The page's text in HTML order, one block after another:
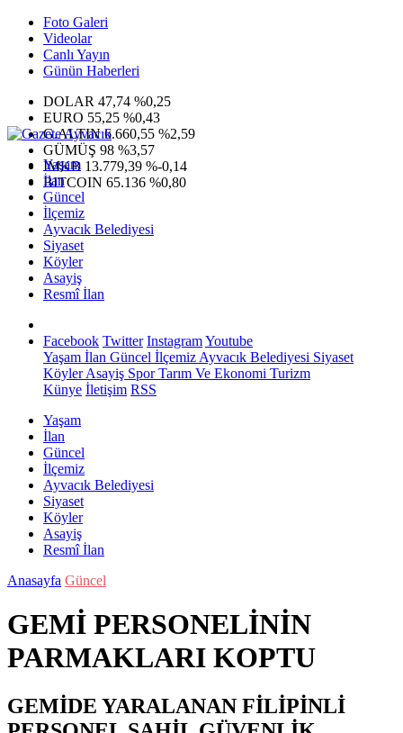
Foto Galeri
Videolar
Canlı Yayın
Günün Haberleri
DOLAR 47,74 %0,25
EURO 55,25 %0,43
G.ALTIN6.660,55 %2,59
GÜMÜŞ 98 %3,57
IMKB 13.779,39 %-0,14
BITCOIN 65.136 %0,80
Yaşam
İlan
Güncel
İlçemiz
Ayvacık Belediyesi
Siyaset
Köyler
Asayiş
Resmî İlan
Facebook Twitter InstagramYoutube
Yaşam İlan Güncel İlçemiz Ayvacık Belediyesi Siyaset
KöylerAsayiş SporTarım Ve Ekonomi Turizm
Künye İletişim RSS
Yaşam
İlan
Güncel
İlçemiz
Ayvacık Belediyesi
Siyaset
Köyler
Asayiş
Resmî İlan
Anasayfa Güncel
GEMİ PERSONELİNİN
PARMAKLARI KOPTU
GEMİDE YARALANAN FİLİPİNLİ